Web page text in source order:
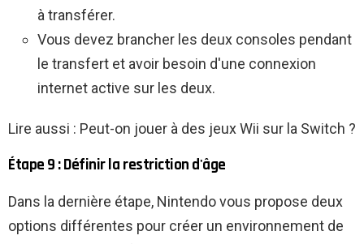
à transférer.
Vous devez brancher les deux consoles pendant
le transfert et avoir besoin d'une connexion
internet active sur les deux.
Lire aussi : Peut-on jouer à des jeux Wii sur la Switch ?
Étape 9 : Définir la restriction d'âge
Dans la dernière étape, Nintendo vous propose deux
options différentes pour créer un environnement de